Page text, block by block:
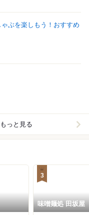
ぶを楽しもう！おすすめ
っと見る
3
味噌麺処 田坂屋